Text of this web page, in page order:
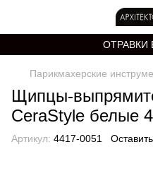
ОТРАВКИ
Парикмахерские
Щипцы-
CeraStyle белые
Артикул: 4417-0051